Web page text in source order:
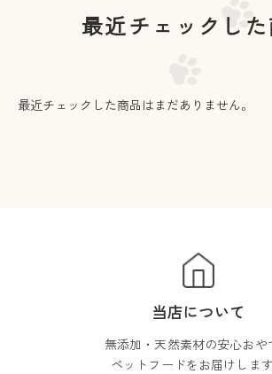
最近チェックし
最近チェックした商品はまだありません。
当店について
無添加・天然素材の安心おや
ペットフードをお届けします